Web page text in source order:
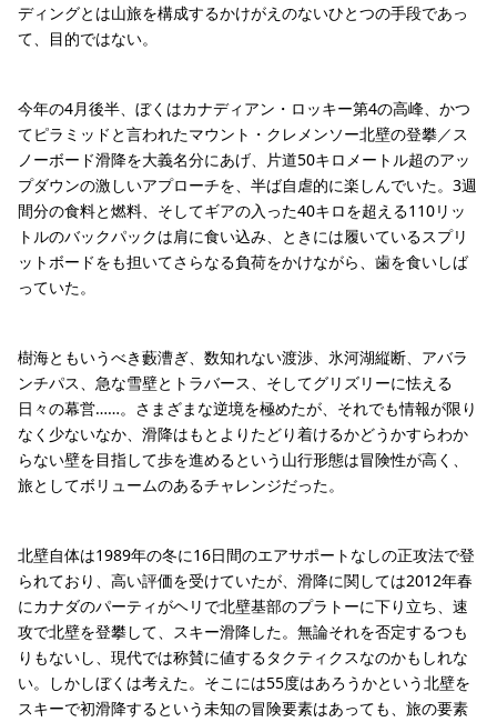
ディングとは山旅を構成するかけがえのないひとつの手段であっ
て、目的ではない。
今年の4月後半、ぼくはカナディアン・ロッキー第4の高峰、かつ
てピラミッドと言われたマウント・クレメンソー北壁の登攀／ス
ノーボード滑降を大義名分にあげ、片道50キロメートル超のアッ
プダウンの激しいアプローチを、半ば自虐的に楽しんでいた。3週
間分の食料と燃料、そしてギアの入った40キロを超える110リッ
トルのバックパックは肩に食い込み、ときには履いているスプリ
ットボードをも担いてさらなる負荷をかけながら、歯を食いしば
っていた。
樹海ともいうべき藪漕ぎ、数知れない渡渉、氷河湖縦断、アバラ
ンチパス、急な雪壁とトラバース、そしてグリズリーに怯える
日々の幕営……。さまざまな逆境を極めたが、それでも情報が限り
なく少ないなか、滑降はもとよりたどり着けるかどうかすらわか
らない壁を目指して歩を進めるという山行形態は冒険性が高く、
旅としてボリュームのあるチャレンジだった。
北壁自体は1989年の冬に16日間のエアサポートなしの正攻法で登
られており、高い評価を受けていたが、滑降に関しては2012年春
にカナダのパーティがヘリで北壁基部のプラトーに下り立ち、速
攻で北壁を登攀して、スキー滑降した。無論それを否定するつも
りもないし、現代では称賛に値するタクティクスなのかもしれな
い。しかしぼくは考えた。そこには55度はあろうかという北壁を
スキーで初滑降するという未知の冒険要素はあっても、旅の要素